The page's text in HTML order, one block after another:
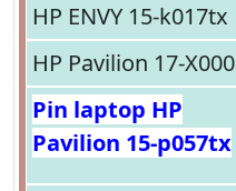
HP ENVY 15-k017tx
HP Pavilion 17-X000
Pin laptop HP
Pavilion 15-p057tx